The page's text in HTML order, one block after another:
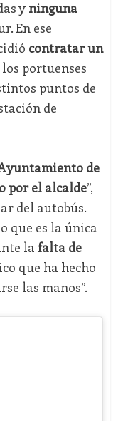
y ninguna
En ese
contratar un
portuenses
puntos de
de
de
por el alcalde”,
del autobús.
que es la única
la falta de
que ha hecho
las manos”.